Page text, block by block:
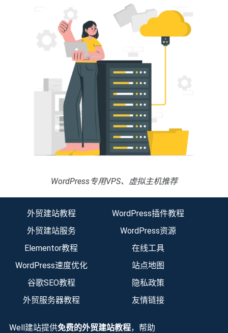
WordPress专用VPS、虚拟主机推荐
外贸建站教程
外贸建站服务
Elementor教程
WordPress速度优化
谷歌SEO教程
外贸服务器教程
WordPress插件教程
WordPress资源
在线工具
站点地图
隐私政策
友情链接
Well建站提供免费的外贸建站教程，帮助